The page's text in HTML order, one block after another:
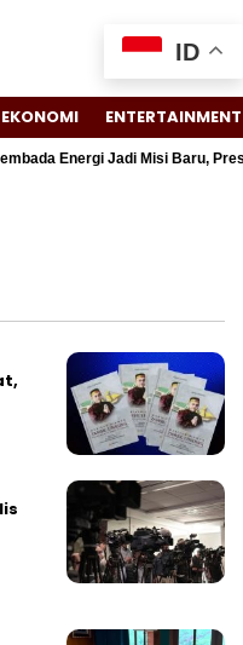
EKONOMI ENTERTAINMENT
Energi Jadi Misi Baru,
ID